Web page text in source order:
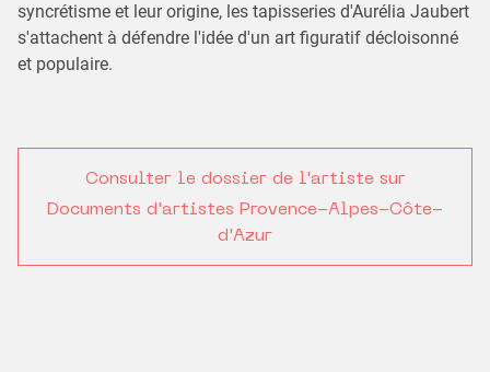
syncrétisme et leur origine, les tapisseries d'Aurélia Jaubert
s'attachent à défendre l'idée d'un art figuratif décloisonné
et populaire.
Consulter le dossier de l'artiste sur
Documents d'artistes Provence-Alpes-Côte-
d'Azur